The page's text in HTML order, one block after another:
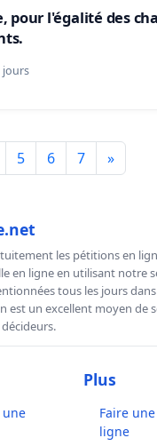
pour l'égalité des
jours
5 6 7 »
les pétitions en
en ligne en utilisant notre
tous les jours
est un excellent moyen de
une
Plus
Faire
ligne